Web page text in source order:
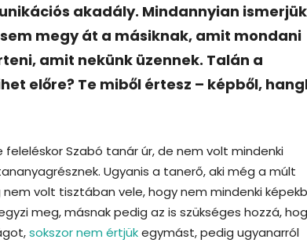
akadály. Mindannyian
megy át a másiknak, amit mondani
amit nekünk üzennek. Talán a
előre? Te miből értesz – képből,
Szabó tanár úr, de nem volt mindenki
Ugyanis a tanerő, aki még a múlt
volt tisztában vele, hogy nem mindenki
meg, másnak pedig az is szükséges hozzá,
sokszor nem értjükegymást, pedig ugyanarról